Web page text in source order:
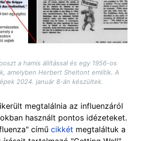
a hamis állítással és egy 1956-os
amelyben Herbert Sheltont említik. A
2024. január 8-án készültek.
megtalálnia az influenzáról
használt pontos idézeteket.
című cikkét megtaláltuk a